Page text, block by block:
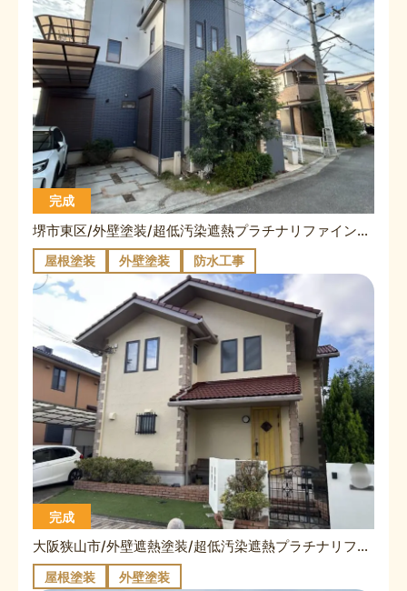
完成
堺市東区/外壁塗装/超低汚染遮熱プラチナリファイン2000MF・K様/施工事例
屋根塗装 外壁塗装 防水工事
完成
大阪狭山市/外壁遮熱塗装/超低汚染遮熱プラチナリファイン2000無機・屋根遮熱塗装/無機EXコート/T様施工事例
屋根塗装 外壁塗装